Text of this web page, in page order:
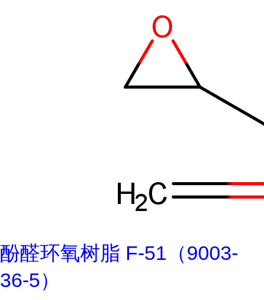
酚醛环氧树脂 F-51（9003-
36-5）